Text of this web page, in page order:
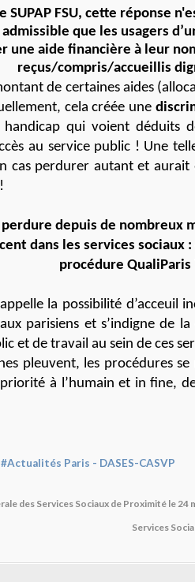
SUPAP FSU, cette réponse
admissible que les usagers
une aide financière à leur
reçus/compris/accueillis
de certaines aides
cela créée une
qui voient déduits
au service public ! Une
cas perdurer autant et
depuis de nombreux
dans les services
procédure QualiParis
la possibilité d’acceuil
parisiens et s’indigne de
et de travail au sein de ces
pleuvent, les procédures
à l’humain et in fine,
#Actualités Paris - DASES-CASVP
des Services Sociaux de Proximité le 24
Services